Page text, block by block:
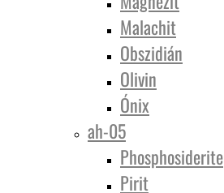
Malachit
Obszidián
Olivin
Ónix
ah-05
Phosphosiderite
Pirit